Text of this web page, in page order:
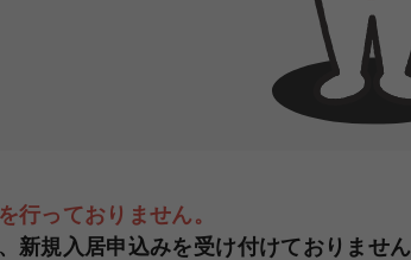
行っておりません。
新規入居申込みを受け付けておりません